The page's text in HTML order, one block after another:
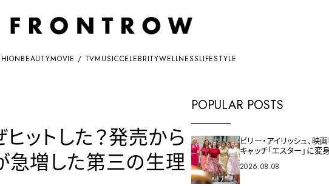
BEAUTYMOVIE / TVMUSICCELEBRITYWELLNESSLIFESTYLE
ヒットした？発売から
増した第三の生理
POPULAR POSTS
ビリー・アイリッシュ、映
キャッチ「エスター」に変身
2026.08.08